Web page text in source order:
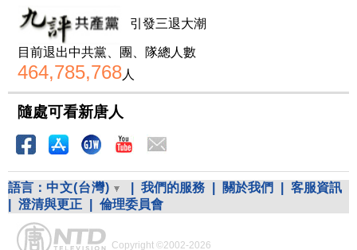
引發三退大潮
目前退出中共黨、團、隊總人數
464,785,768人
隨處可看新唐人
語言： 中文(台灣) 我們的服務 關於我們
客服資訊
澄清與更正 倫理委員會
Copyright ©2002-2026